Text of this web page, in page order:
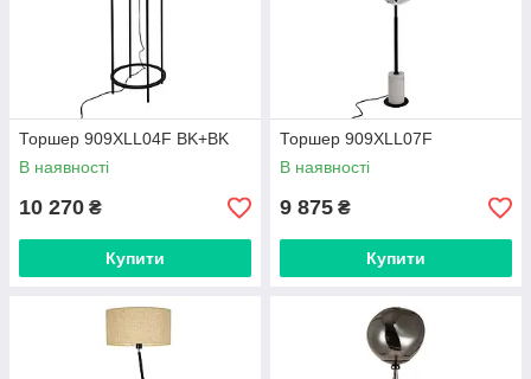
Торшер 909XLL04F BK+BK
В наявності
10 270 ₴
Купити
Торшер 909XLL07F
В наявності
9 875 ₴
Купити